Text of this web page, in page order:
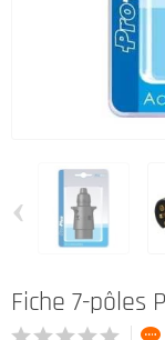
‹
Fiche 7-pôles